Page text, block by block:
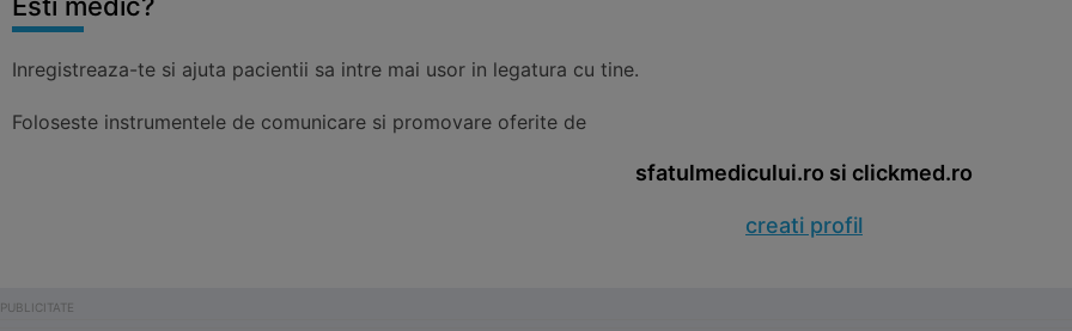
Inregistreaza-te si ajuta pacientii sa intre mai usor in legatura cu tine.
Foloseste instrumentele de comunicare si promovare oferite de
sfatulmedicului.ro si clickmed.ro
creati profil